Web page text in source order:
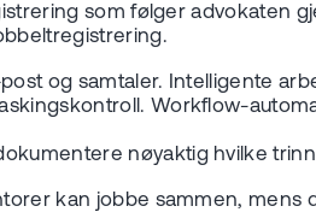
som følger advokaten
og samtaler. Intelligente
Workflow-
nøyaktig hvilke
kan jobbe sammen,